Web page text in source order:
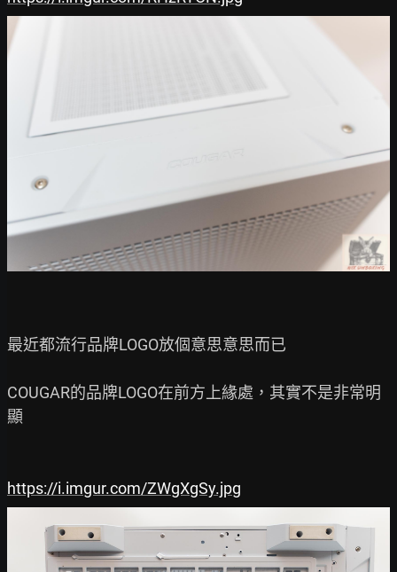
最近都流行品牌LOGO放個意思意思而已
COUGAR的品牌LOGO在前方上緣處，其實不是非常明
顯
https://i.imgur.com/ZWgXgSy.jpg